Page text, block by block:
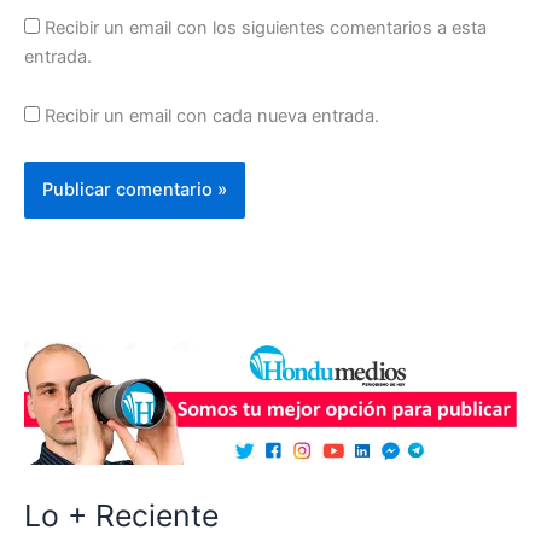
Recibir un email con los siguientes comentarios a esta
entrada.
Recibir un email con cada nueva entrada.
Lo + Reciente